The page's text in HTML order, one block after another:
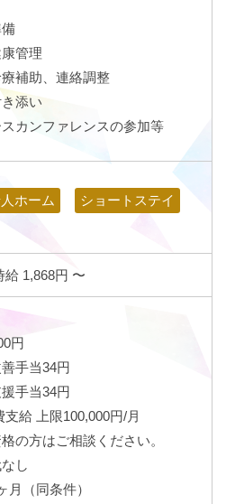
備
管理
療補助、連絡調整
き添い
スカンファレンスの参加等
ホーム ショートステイ
給 1,868円 〜
円
手当34円
手当34円
給 上限100,000円/月
の方はご相談ください。
し
（同条件）